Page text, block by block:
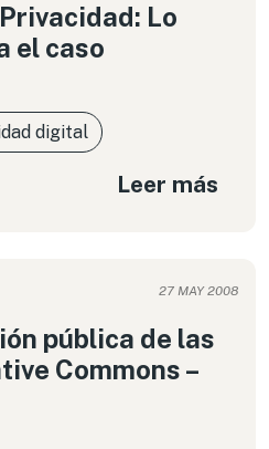
Lo
el caso
digital
Leer más
27 MAY 2008
pública de las
Commons –